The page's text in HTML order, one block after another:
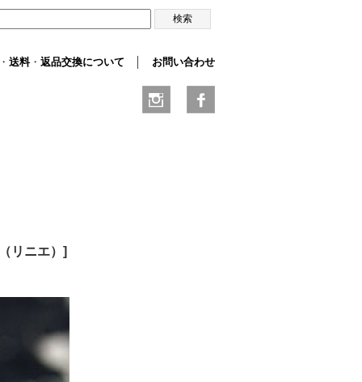
送料・ 返品交換について お問い合わせ
リニエ） ]